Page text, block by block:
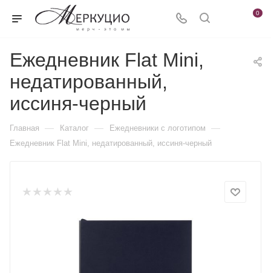
0
Ежедневник Flat Mini,
недатированный,
иссиня-черный
Главная — Каталог — Ежедневники c логотипом —
Ежедневник Flat Mini, недатированный, иссиня-черный